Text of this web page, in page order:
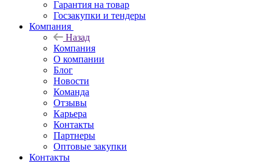
Гарантия на товар
Госзакупки и тендеры
Компания
Назад
Компания
О компании
Блог
Новости
Команда
Отзывы
Карьера
Контакты
Партнеры
Оптовые закупки
Контакты